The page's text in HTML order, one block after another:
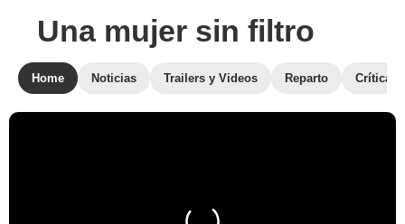
Una mujer sin filtro
Home Noticias Trailers y Videos Reparto Crítica